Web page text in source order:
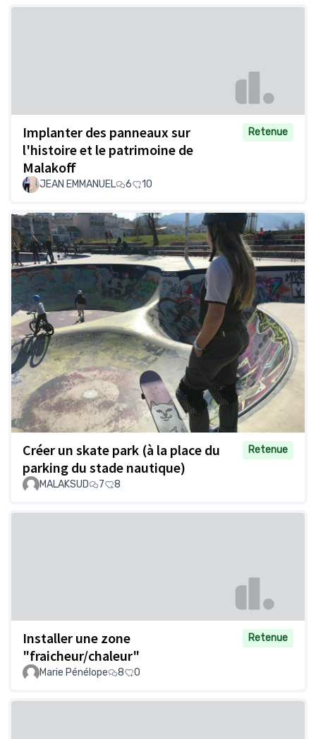
Implanter des panneaux sur
l'histoire et le patrimoine de
Malakoff
Retenue
JEAN EMMANUEL 6 10
Créer un skate park (à la place du
parking du stade nautique)
Retenue
MALAKSUD 7 8
Installer une zone
"fraicheur/chaleur"
Retenue
Marie Pénélope 8 0